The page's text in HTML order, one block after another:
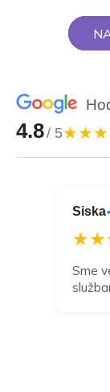
4.8/ 5
Siska
Sme